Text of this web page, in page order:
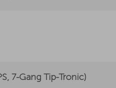
7-Gang Tip-Tronic)